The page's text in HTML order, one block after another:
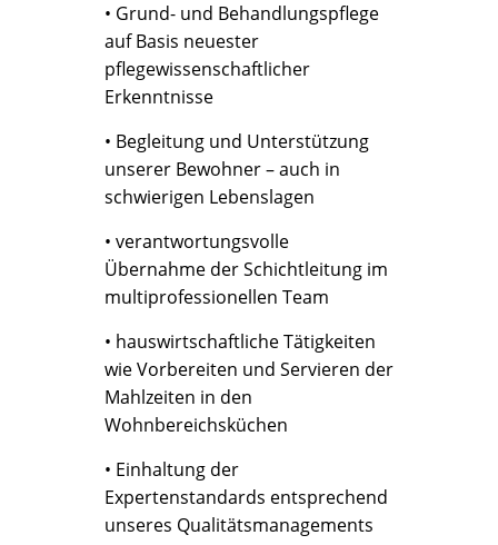
• Grund- und Behandlungspflege
auf Basis neuester
pflegewissenschaftlicher
Erkenntnisse
• Begleitung und Unterstützung
unserer Bewohner – auch in
schwierigen Lebenslagen
• verantwortungsvolle
Übernahme der Schichtleitung im
multiprofessionellen Team
• hauswirtschaftliche Tätigkeiten
wie Vorbereiten und Servieren der
Mahlzeiten in den
Wohnbereichsküchen
• Einhaltung der
Expertenstandards entsprechend
unseres Qualitätsmanagements